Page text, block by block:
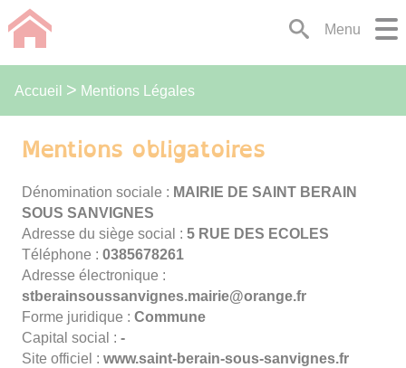
Lien
d'accès
rapide
menu
Lien
d'accès
rapide
contenu
principal
Lien
d'accès
rapide
recherche
Lien
d'accès
rapide
pied
de
Menu
Accueil Mentions Légales
Mentions obligatoires
Dénomination sociale : MAIRIE DE SAINT BERAIN
SOUS SANVIGNES
Adresse du siège social : 5 RUE DES ECOLES
Téléphone : 1628765830
Adresse électronique :
rf.egnaro@eiriam.sengivnassuosniarebts
Forme juridique : Commune
Capital social : -
Site officiel : www.saint-berain-sous-sanvignes.fr
Panneau de gestion des cookies